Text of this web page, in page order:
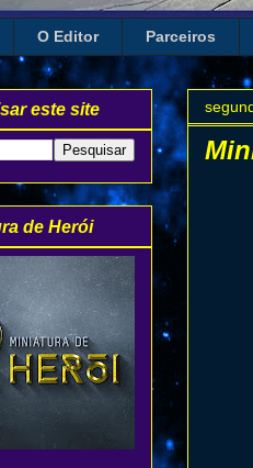
O Editor Parceiros
este site
de Herói